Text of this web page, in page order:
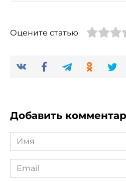
Оцените статью
Добавить
Имя
*
Email
*